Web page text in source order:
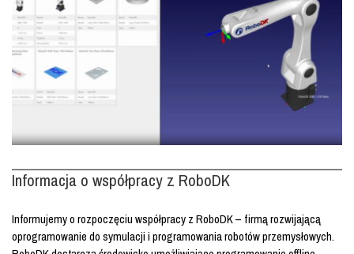
Informacja o współpracy z RoboDK
Informujemy o rozpoczęciu współpracy z RoboDK – firmą rozwijającą
oprogramowanie do symulacji i programowania robotów przemysłowych.